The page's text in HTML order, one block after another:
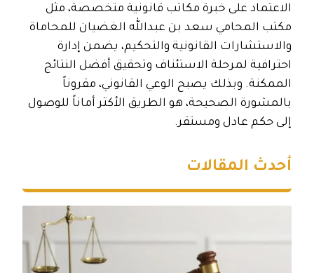
الاعتماد على خبرة مكاتب قانونية متخصصة، مثل
مكتب المحامي سعد بن عبدالله الغضيان للمحاماة
والاستشارات القانونية والتحكيم، يضمن إدارة
احترافية لمرحلة الاستئناف وتحقيق أفضل النتائج
الممكنة. وبذلك يصبح الوعي القانوني، مقروناً
بالمشورة الصحيحة، هو الطريق الأكثر أماناً للوصول
إلى حكم عادل ومستقر.
أحدث المقالات